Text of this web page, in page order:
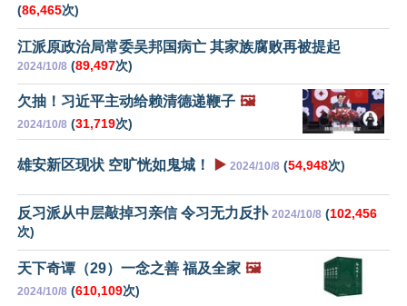
(86,465次)
江派原政治局常委吴邦国病亡 其家族腐败再被提起
2024/10/8 (89,497次)
欠抽！习近平主动给赖清德递鞭子 🖼️
2024/10/8 (31,719次)
雄安新区现状 空旷恍如鬼城！ ▶️ 2024/10/8 (54,948次)
反习派从中层敲掉习亲信 令习无力反扑 2024/10/8 (102,456
次)
天下奇谭（29）一念之善 福及全家 🖼️
2024/10/8 (610,109次)